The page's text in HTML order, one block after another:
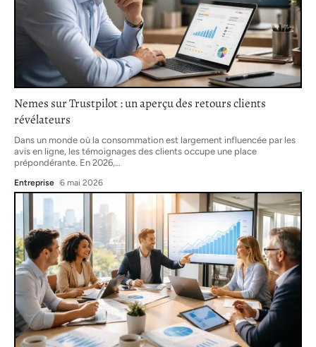
Nemes sur Trustpilot : un aperçu des retours clients
révélateurs
Dans un monde où la consommation est largement influencée par les
avis en ligne, les témoignages des clients occupe une place
prépondérante. En 2026,
Entreprise 6 mai 2026